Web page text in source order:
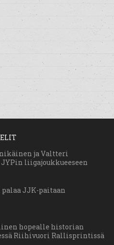
ja Valtteri
liigajoukkueeseen
JJK-paitaan
hopealle historian
Riihivuori Rallisprintissä